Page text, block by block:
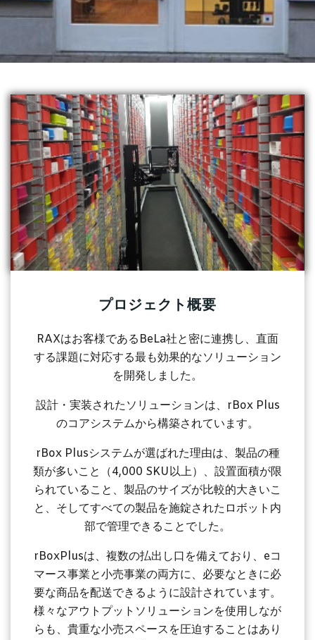
プロジェクト概要
RAXはお客様であるBeLa社と密に連携し、直面
する課題に対応する最も効果的なソリューション
を開発しました。
設計・実装されたソリューションは、rBox Plus
のコアシステムから構築されています。
rBox Plusシステムが選ばれた理由は、製品の種
類が多いこと（4,000 SKU以上）、設置面積が限
られていること、製品のサイズが比較的大きいこ
と、そしてすべての製品を施錠されたロボット内
部で管理できることでした。
rBoxPlusは、複数の払出し口を備えており、eコ
マース事業と小売事業の両方に、必要なときに必
要な商品を配送できるように設計されています。
様々なアウトプットソリューションを使用しなが
らも、貴重な小売スペースを圧迫することはあり